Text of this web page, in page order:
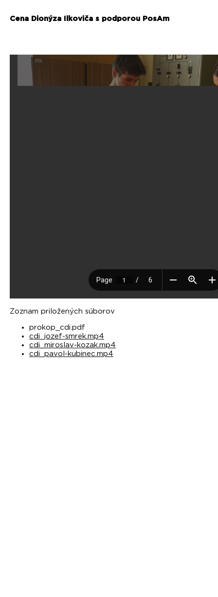
Cena Dionýza Ilkoviča s podporou PosAm
Zoznam priložených súborov
prokop_cdi.pdf
cdi_jozef-smrek.mp4
cdi_miroslav-kozak.mp4
cdi_pavol-kubinec.mp4